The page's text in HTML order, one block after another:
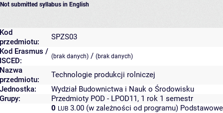
Not submitted syllabus in English
Kod
przedmiotu:
SPZS03
Kod Erasmus /
ISCED:
(brak danych) / (brak danych)
Nazwa
przedmiotu:
Technologie produkcji rolniczej
Jednostka:
Wydział Budownictwa i Nauk o Środowisku
Grupy:
Przedmioty POD - LPOD11, 1 rok 1 semestr
0 LUB 3.00 (w zależności od programu)